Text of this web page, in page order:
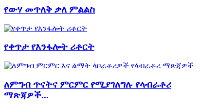
የውሃ መጥለቅ ቃለ ምልልስ
የቀጥታ የእንፋሎት ሪቶርት
ለምግብ ጥናትና ምርምር የሚያገለግሉ የላብራቶሪ
ማጽጃዎች...